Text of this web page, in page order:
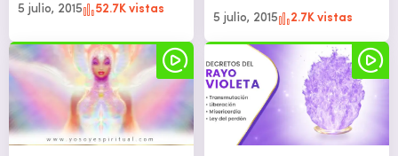
5 julio, 2015 52.7K vistas
5 julio, 2015 2.7K vistas